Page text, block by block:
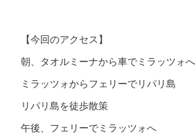
【今回のアクセス】
朝、タオルミーナから車でミラッツォへ
ミラッツォからフェリーでリパリ島
リパリ島を徒歩散策
午後、フェリーでミラッツォへ